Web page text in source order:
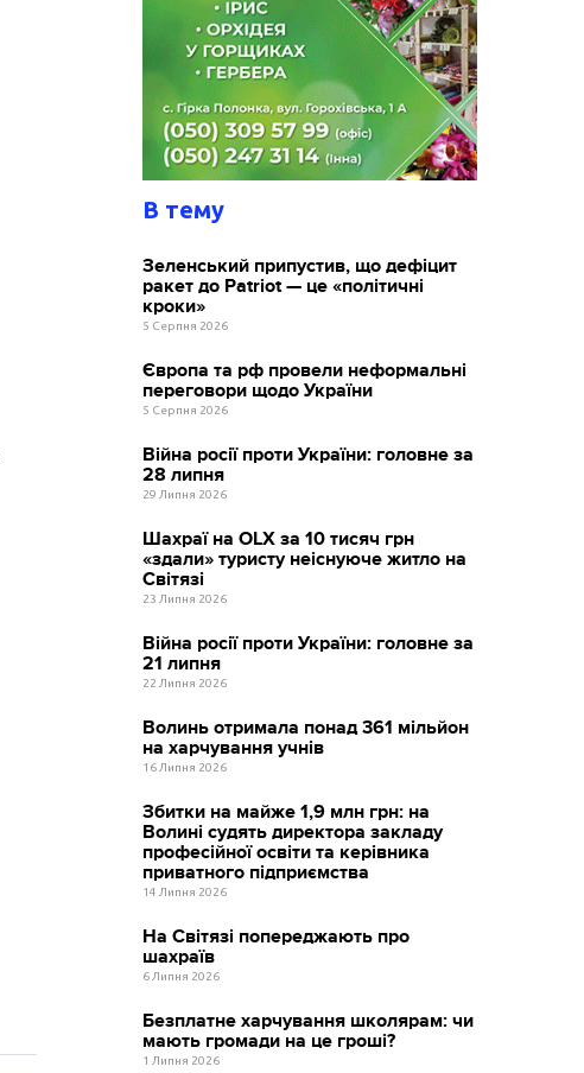
В тему
Зеленський припустив, що дефіцит
ракет до Patriot — це «політичні
кроки»
5 Серпня 2026
Європа та рф провели неформальні
переговори щодо України
5 Серпня 2026
Війна росії проти України: головне за
28 липня
29 Липня 2026
Шахраї на OLX за 10 тисяч грн
«здали» туристу неіснуюче житло на
Світязі
23 Липня 2026
Війна росії проти України: головне за
21 липня
22 Липня 2026
Волинь отримала понад 361 мільйон
на харчування учнів
16 Липня 2026
Збитки на майже 1,9 млн грн: на
Волині судять директора закладу
професійної освіти та керівника
приватного підприємства
14 Липня 2026
На Світязі попереджають про
шахраїв
6 Липня 2026
Безплатне харчування школярам: чи
мають громади на це гроші?
1 Липня 2026